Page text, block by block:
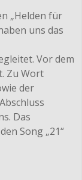
„Helden für
uns das
Vor dem
Zu Wort
der
Das
Song „21“